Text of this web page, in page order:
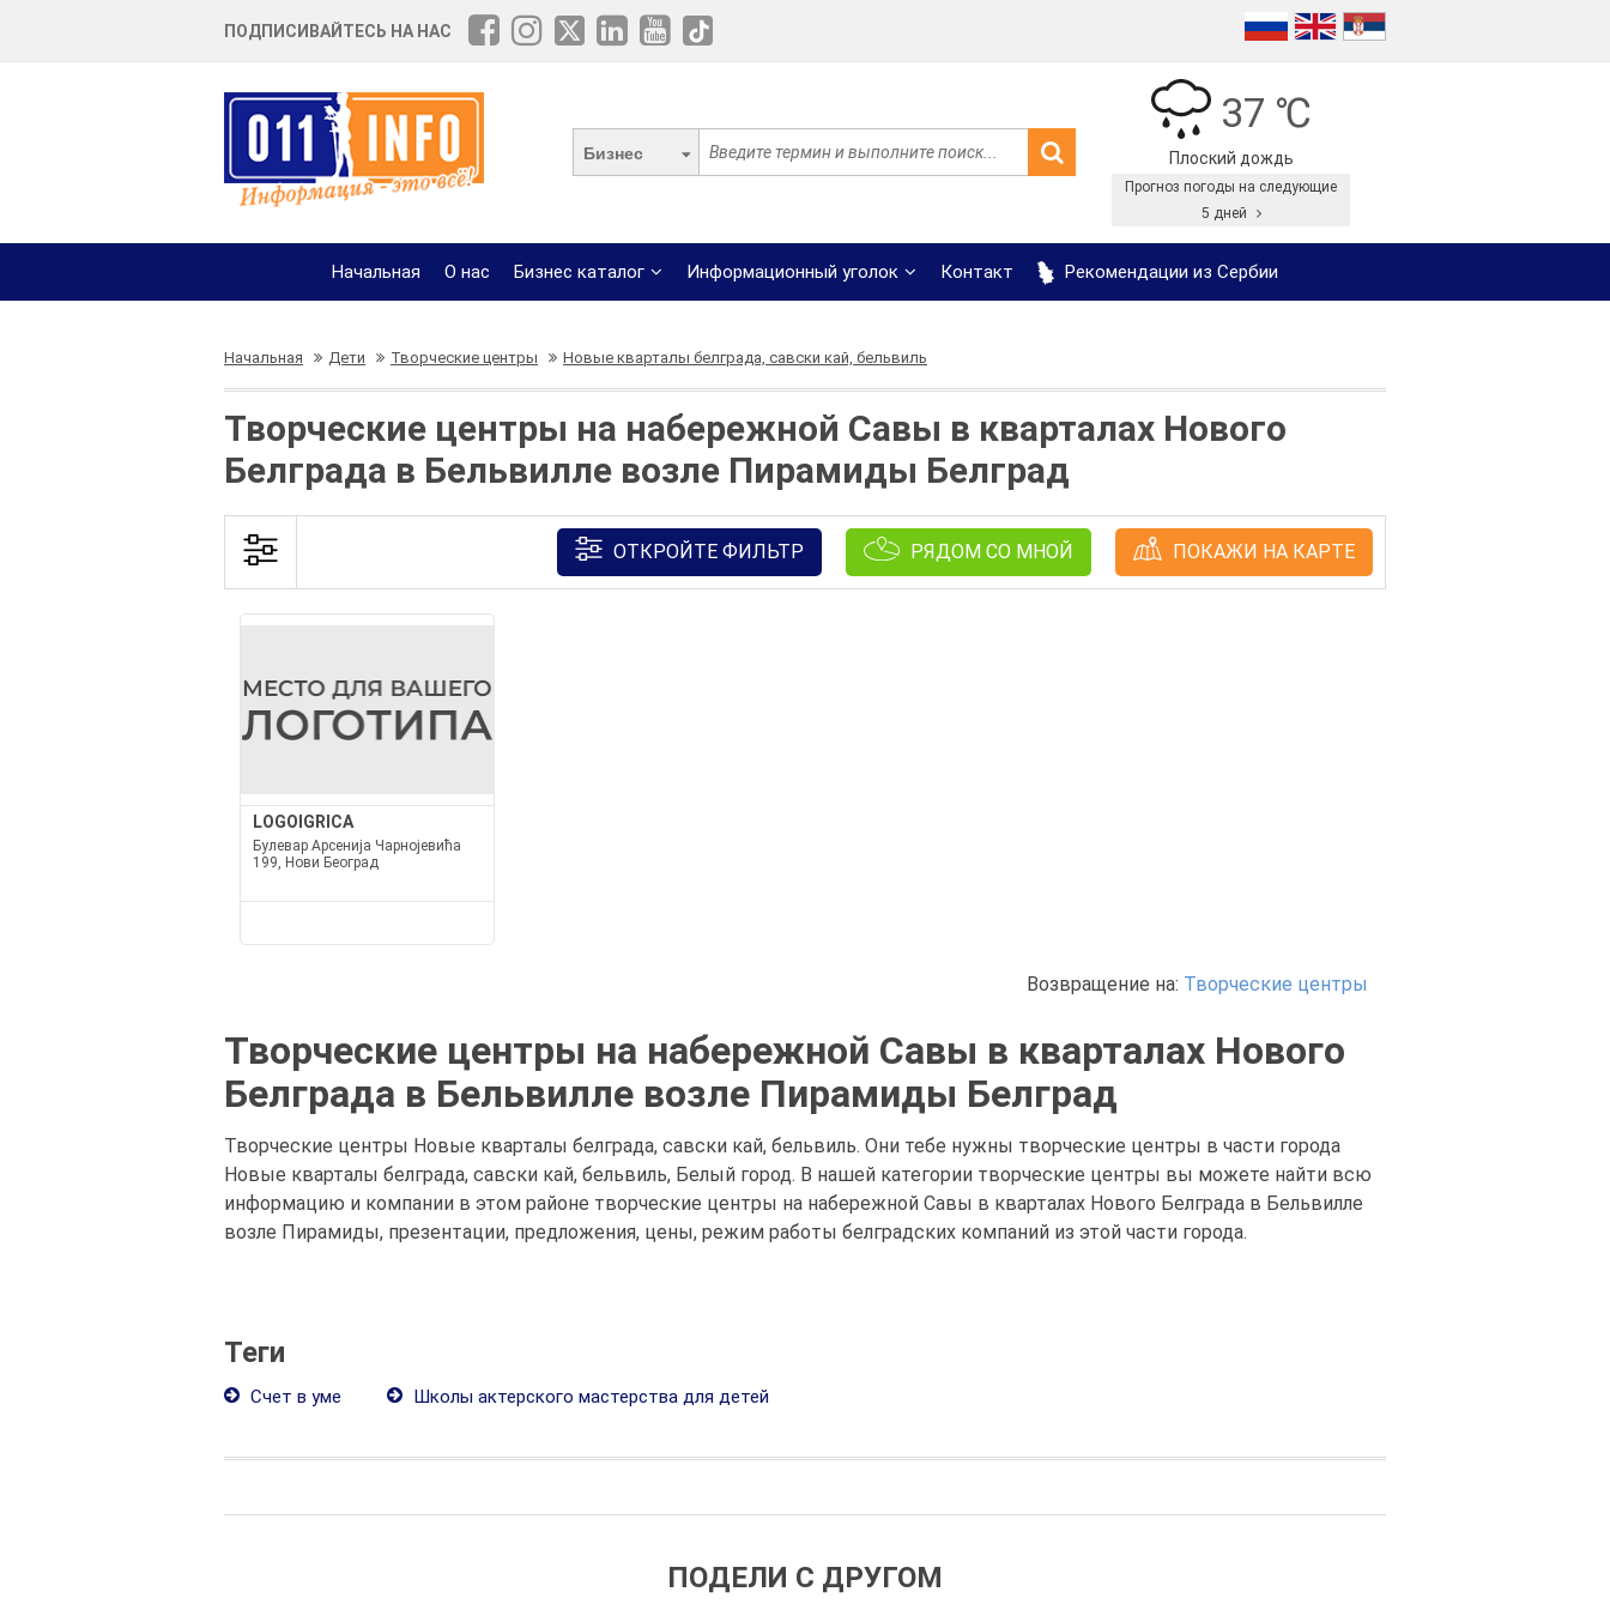
ПОДПИСИВАЙТЕСЬ НА НАС
Бизнес
37 ℃
Плоский дождь
Прогноз погоды на следующие
5 дней
Начальная О нас Бизнес каталог Информационный уголок Контакт Рекомендации из Сербии
Начальная Дети Творческие центры Новые кварталы белграда, савски кай, бельвиль
Творческие центры на набережной Савы в кварталах Нового
Белграда в Бельвилле возле Пирамиды Белград
ОТКРОЙТЕ ФИЛЬТР РЯДОМ СО МНОЙ ПОКАЖИ НА КАРТЕ
LOGOIGRICA
Булевар Арсенија Чарнојевића
199, Нови Београд
Возвращение на: Творческие центры
Творческие центры на набережной Савы в кварталах Нового
Белграда в Бельвилле возле Пирамиды Белград
Творческие центры Новые кварталы белграда, савски кай, бельвиль. Они тебе нужны творческие центры в части города
Новые кварталы белграда, савски кай, бельвиль, Белый город. В нашей категории творческие центры вы можете найти всю
информацию и компании в этом районе творческие центры на набережной Савы в кварталах Нового Белграда в Бельвилле
возле Пирамиды, презентации, предложения, цены, режим работы белградских компаний из этой части города.
Теги
Счет в уме Школы актерского мастерства для детей
ПОДЕЛИ С ДРУГОМ